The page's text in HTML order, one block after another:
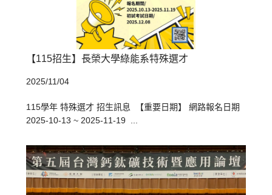
【115招生】長榮大學綠能系特殊選才
2025/11/04
115學年 特殊選才 招生訊息 【重要日期】 網路報名日期
2025-10-13 ~ 2025-11-19 ...